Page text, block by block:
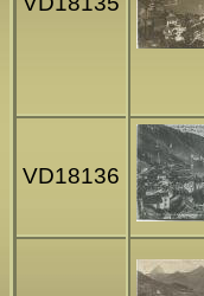
VD18136